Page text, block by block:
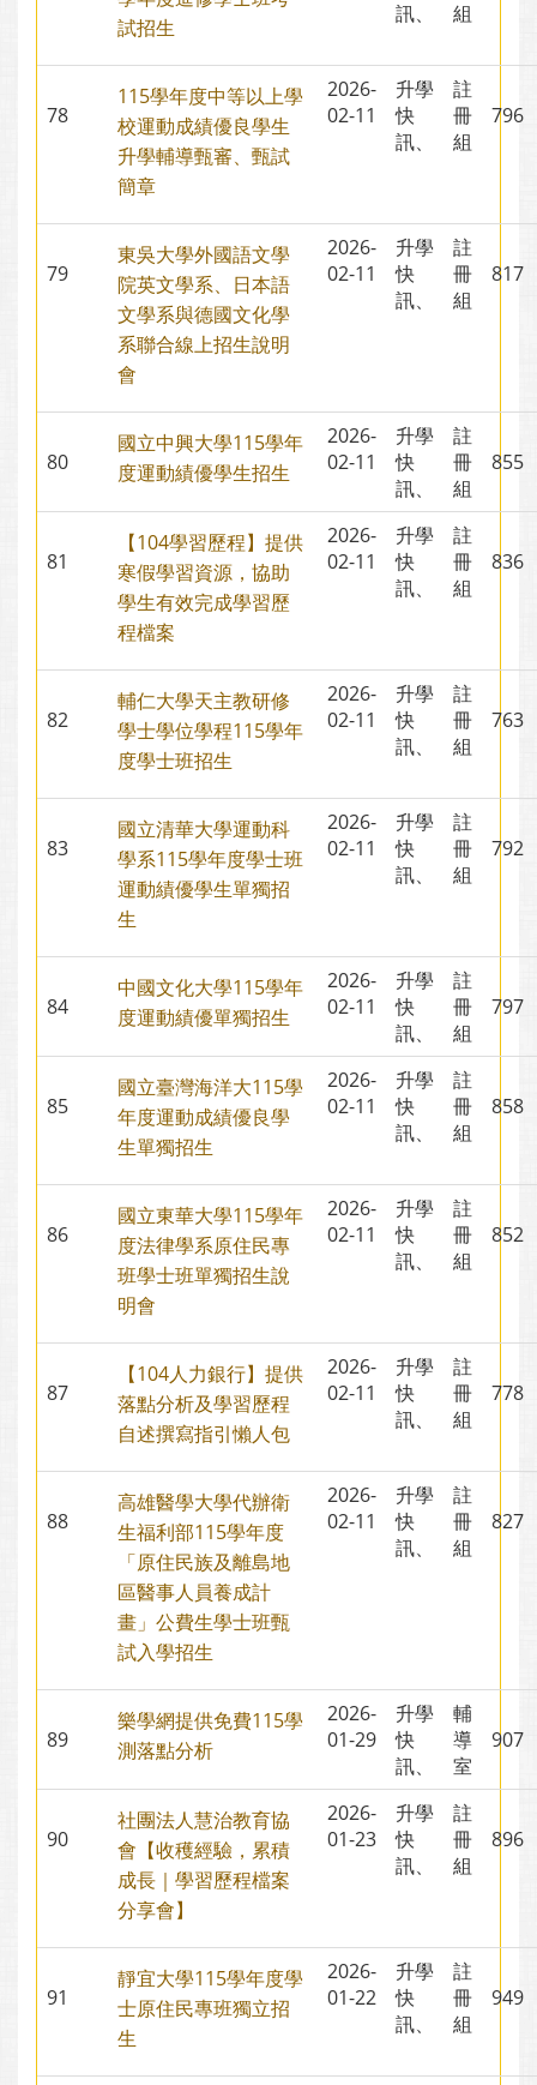
試招生
訊、 組
78
115學年度中等以上學
校運動成績優良學生
升學輔導甄審、甄試
簡章
2026-
02-11
升學
快
訊、
註
冊
組
79
東吳大學外國語文學
院英文學系、日本語
文學系與德國文化學
系聯合線上招生說明
會
2026-
02-11
升學
快
訊、
註
冊
組
80
國立中興大學115學年
度運動績優學生招生
2026-
02-11
升學
快
訊、
註
冊
組
81
【104學習歷程】提供
寒假學習資源，協助
學生有效完成學習歷
程檔案
2026-
02-11
升學
快
訊、
註
冊
組
82
輔仁大學天主教研修
學士學位學程115學年
度學士班招生
2026-
02-11
升學
快
訊、
註
冊
組
83
國立清華大學運動科
學系115學年度學士班
運動績優學生單獨招
生
2026-
02-11
升學
快
訊、
註
冊
組
84
中國文化大學115學年
度運動績優單獨招生
2026-
02-11
升學
快
訊、
註
冊
組
85
國立臺灣海洋大115學
年度運動成績優良學
生單獨招生
2026-
02-11
升學
快
訊、
註
冊
組
86
國立東華大學115學年
度法律學系原住民專
班學士班單獨招生說
明會
2026-
02-11
升學
快
訊、
註
冊
組
87
【104人力銀行】提供
落點分析及學習歷程
自述撰寫指引懶人包
2026-
02-11
升學
快
訊、
註
冊
組
88
高雄醫學大學代辦衛
生福利部115學年度
「原住民族及離島地
區醫事人員養成計
畫」公費生學士班甄
試入學招生
2026-
02-11
升學
快
訊、
註
冊
組
89
樂學網提供免費115學
測落點分析
2026-
01-29
升學
快
訊、
輔
導
室
90
社團法人慧治教育協
會【收穫經驗，累積
成長｜學習歷程檔案
分享會】
2026-
01-23
升學
快
訊、
註
冊
組
91
靜宜大學115學年度學
士原住民專班獨立招
生
2026-
01-22
升學
快
訊、
註
冊
組